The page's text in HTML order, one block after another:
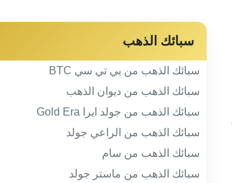
سبائك الذهب
سبائك الذهب من بي تي سي BTC
سبائك الذهب من ديوان الذهب
سبائك الذهب من جولد ايرا Gold Era
سبائك الذهب من الراعي جولد
سبائك الذهب من سام
سبائك الذهب من ماستر جولد